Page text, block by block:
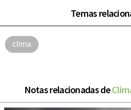
Temas
clima
Notas relacionadas de